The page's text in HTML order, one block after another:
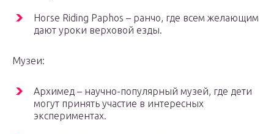
Horse Riding Paphos – ранчо, где всем желающим
дают уроки верховой езды.
Музеи:
Архимед – научно-популярный музей, где дети
могут принять участие в интересных
экспериментах.